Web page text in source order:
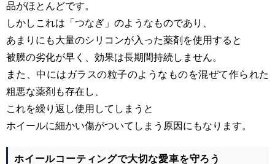
品がほとんどです。
しかしこれは「つなぎ」のようなものであり、
あまりにも大量のシリコンが入った薬剤を使用すると
被膜の劣化が早く、効果は長期間持続しません。
また、中にはガラスの粒子のようなものを混ぜて作られた
粗悪な薬剤も存在し、
これを繰り返し使用してしまうと
ホイールに細かい傷がついてしまう原因にもなります。
ホイールコーティングで大切な愛車を守ろう